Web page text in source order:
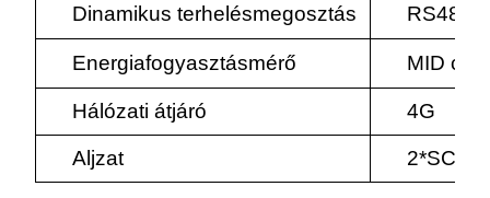
Dinamikus terhelésmegosztás RS485
Energiafogyasztásmérő MID
Hálózati átjáró 4G
Aljzat